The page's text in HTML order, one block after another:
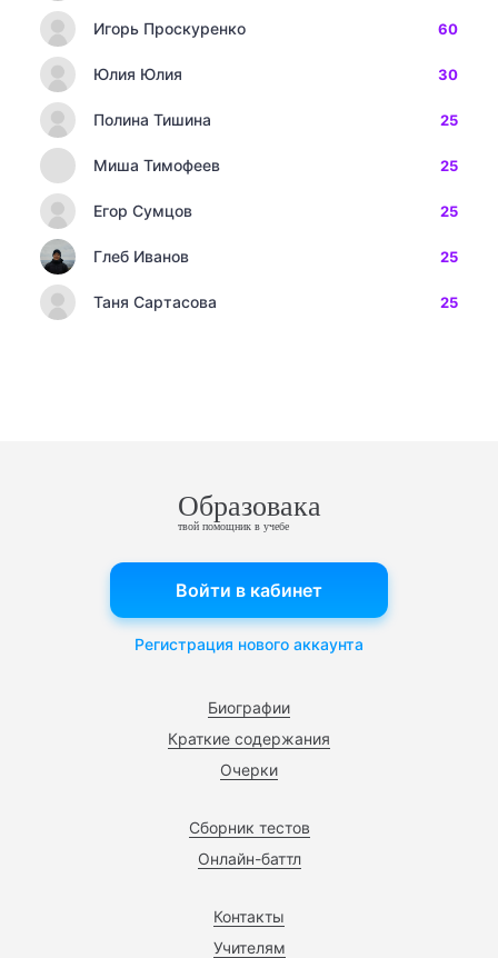
Игорь Проскуренко 60
Юлия Юлия 30
Полина Тишина 25
Миша Тимофеев 25
Егор Сумцов 25
Глеб Иванов 25
Таня Сартасова 25
Образовака
твой помощник в учебе
Биографии
Краткие содержания
Очерки
Сборник тестов
Онлайн-баттл
Контакты
Учителям
Войти в кабинет
Регистрация нового аккаунта